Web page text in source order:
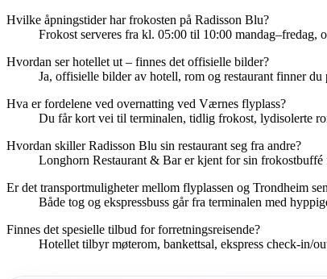
Hvilke åpningstider har frokosten på Radisson Blu?
Frokost serveres fra kl. 05:00 til 10:00 mandag–fredag,
Hvordan ser hotellet ut – finnes det offisielle bilder?
Ja, offisielle bilder av hotell, rom og restaurant finner
Hva er fordelene ved overnatting ved Værnes flyplass?
Du får kort vei til terminalen, tidlig frokost, lydisolerte
Hvordan skiller Radisson Blu sin restaurant seg fra andre?
Longhorn Restaurant & Bar er kjent for sin
Er det transportmuligheter mellom flyplassen og Trondheim
Både tog og ekspressbuss går fra terminalen med
Finnes det spesielle tilbud for forretningsreisende?
Hotellet tilbyr møterom, bankettsal, ekspress check-in/